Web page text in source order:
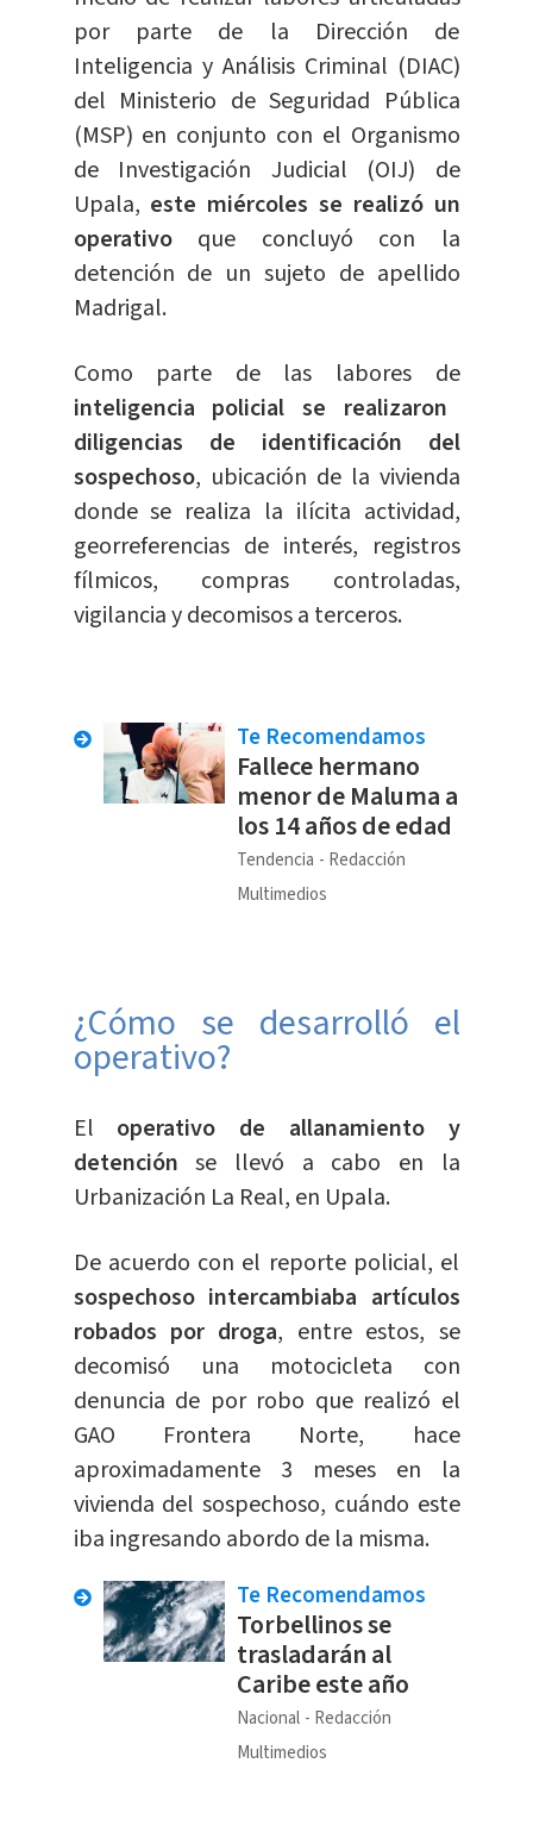
por parte de la Dirección de
Inteligencia y Análisis Criminal (DIAC)
del Ministerio de Seguridad Pública
(MSP) en conjunto con el Organismo
de Investigación Judicial (OIJ) de
Upala, este miércoles se realizó un
operativoque concluyó con la
detención de un sujeto de apellido
Madrigal.
Como parte de las labores de
inteligencia policial se realizaron
diligencias de identificación del
sospechoso, ubicación de la vivienda
donde se realiza la ilícita actividad,
georreferencias de interés, registros
fílmicos, compras controladas,
vigilancia y decomisos a terceros.
Te Recomendamos
Fallece hermano
menor de Maluma a
los 14 años de edad
Tendencia
Redacción
Multimedios
¿Cómo se desarrolló el
operativo?
El operativo de allanamiento y
detenciónse llevó a cabo en la
Urbanización La Real, en Upala.
De acuerdo con el reporte policial, el
sospechoso intercambiaba artículos
robados por droga, entre estos, se
decomisó una motocicleta con
denuncia de por robo que realizó el
GAO Frontera Norte, hace
aproximadamente 3 meses en la
vivienda del sospechoso, cuándo este
iba ingresando abordo de la misma.
Te Recomendamos
Torbellinos se
trasladarán al
Caribe este año
Nacional
Redacción
Multimedios